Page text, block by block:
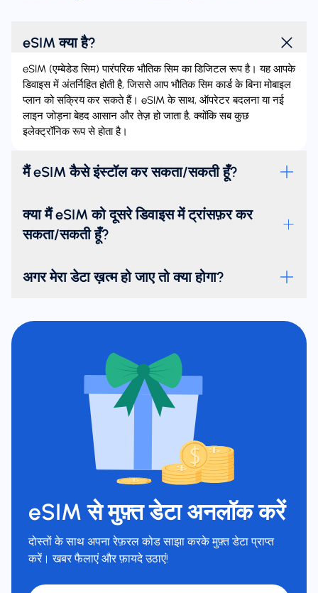
eSIM क्या है?
eSIM (एम्बेडेड सिम) पारंपरिक भौतिक सिम का डिजिटल रूप है। यह आपके
डिवाइस में अंतर्निहित होती है, जिससे आप भौतिक सिम कार्ड के बिना मोबाइल
प्लान को सक्रिय कर सकते हैं। eSIM के साथ, ऑपरेटर बदलना या नई
लाइन जोड़ना बेहद आसान और तेज़ हो जाता है, क्योंकि सब कुछ
इलेक्ट्रॉनिक रूप से होता है।
मैं eSIM कैसे इंस्टॉल कर सकता/सकती हूँ?
क्या मैं eSIM को दूसरे डिवाइस में ट्रांसफ़र कर
सकता/सकती हूँ?
अगर मेरा डेटा ख़त्म हो जाए तो क्या होगा?
eSIM से मुफ़्त डेटा अनलॉक करें
दोस्तों के साथ अपना रेफ़रल कोड साझा करके मुफ़्त डेटा प्राप्त
करें। खबर फैलाएं और फ़ायदे उठाएं!